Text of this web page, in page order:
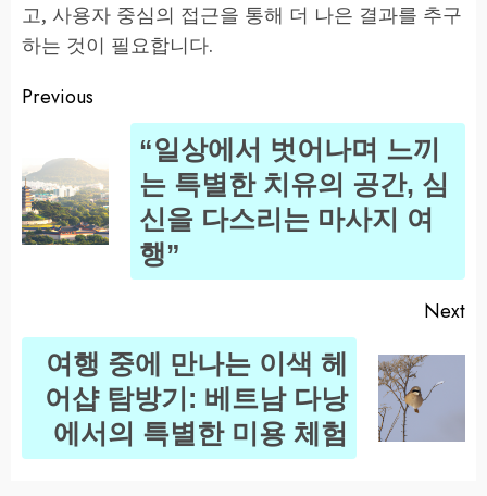
고, 사용자 중심의 접근을 통해 더 나은 결과를 추구
하는 것이 필요합니다.
Post
navigation
Previous
“일상에서 벗어나며 느끼
는 특별한 치유의 공간, 심
신을 다스리는 마사지 여
행”
Next
Next
post:
여행 중에 만나는 이색 헤
어샵 탐방기: 베트남 다낭
에서의 특별한 미용 체험